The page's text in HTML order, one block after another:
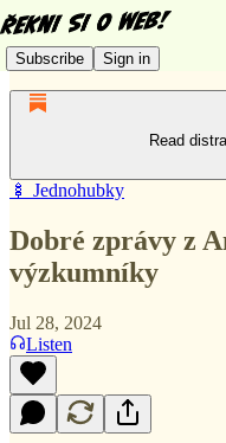
Subscribe Sign in
Read
🍢 Jednohubky
Dobré zprávy z
výzkumníky
Jul 28, 2024
Listen